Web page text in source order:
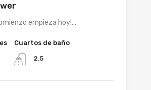
empieza hoy!…
Cuartos de baño
2.5